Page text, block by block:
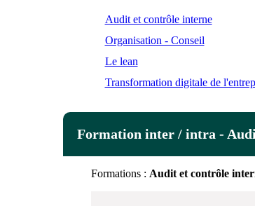
Audit et contrôle interne
Organisation - Conseil
Le lean
Transformation digitale de
Formation inter / intra -
Formations : Audit et contrôle